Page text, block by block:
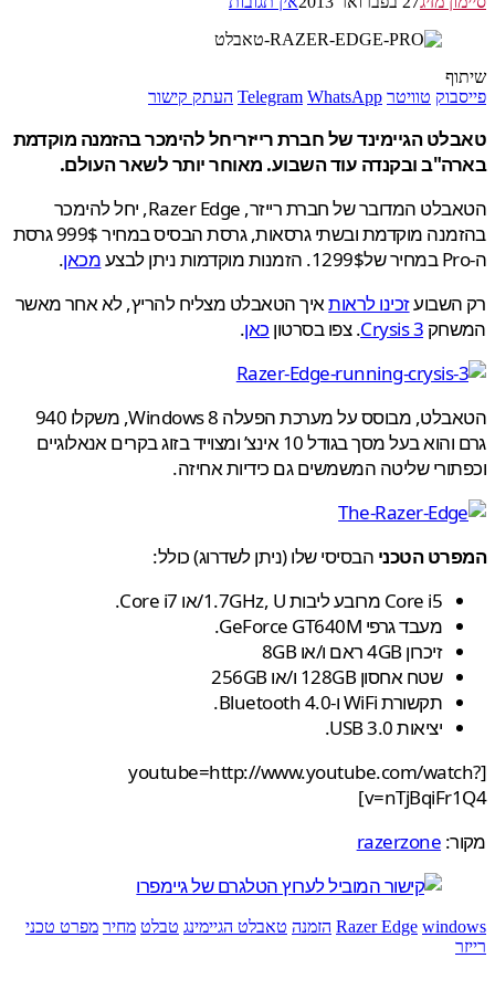
טוויטר Telegram WhatsApp העתק קישור
הגיימינד של חברת רייזריחל להימכר בהזמנה מוקדמת
ובקנדה עוד השבוע. מאוחר יותר לשאר העולם.
הטאבלט המדובר של חברת רייזר, Razer Edge, יחל להימכר
בהזמנה מוקדמת ובשתי גרסאות, גרסת הבסיס במחיר 999$ גרסת
מכאן.
זכינו לראותאיך הטאבלט מצליח להריץ, לא אחר מאשר
Crysis 3. צפו בסרטוןכאן.
הטאבלט, מבוסס על מערכת הפעלה Windows 8, משקלו 940
גרם והוא בעל מסך בגודל 10 אינצ’ ומצוייד בזוג בקרים אנאלוגיים
שליטה המשמשים גם כידיות אחיזה.
הטכניהבסיסי שלו (ניתן לשדרוג) כולל:
Core i5 מרובע ליבות 1.7GHz, U/או Core i7.
מעבד גרפי GeForce GT640M.
זיכרון 4GB ראם ו/או 8GB
שטח אחסון 128GB ו/או 256GB
תקשורת WiFi ו-Bluetooth 4.0.
יציאות USB 3.0.
[youtube=http://www.youtube.com/
razerzone
Razer Edge הזמנה טאבלט הגיימינג טבלט מחיר מפרט טכני